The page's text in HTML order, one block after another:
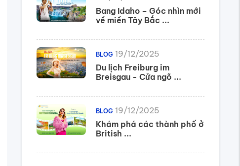
Bang Idaho – Góc nhìn mới
về miền Tây Bắc ...
BLOG 19/12/2025
Du lịch Freiburg im
Breisgau - Cửa ngõ ...
BLOG 19/12/2025
Khám phá các thành phố ở
British ...